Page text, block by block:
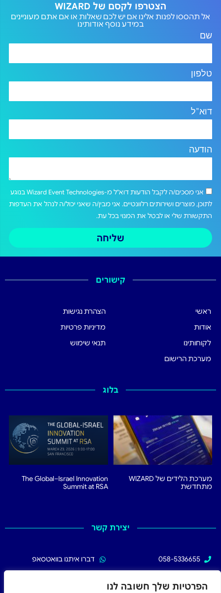
הפרטיות שלך חשובה לנו
הצטרפו לקסם של WIZARD
אל תהססו לפנות אלינו אם יש לכם שאלות או אם אתם מעוניינים
במידע נוסף אודותינו
שם
טלפון
דוא"ל
הודעה
אני מסכים/ה לקבל הודעות דוא"ל מ-Wizard Event Technologies בנוגע
לתוכן, מוצרים ושירותים רלוונטיים. אני מבין/ה שאני יכול/ה לנהל את העדפות
התקשורת שלי או לבטל את המנוי בכל עת.
שליחה
קישורים
ראשי
אודות
לקוחותינו
מערכת הרישום
הצהרת נגישות
מדיניות פרטיות
תנאי שימוש
בלוג
מערכת הלידים של WIZARD
מתחדשת
The Global–Israel Innovation
Summit at RSA
יצירת קשר
058-5336655
דברו איתנו בוואטסאפ